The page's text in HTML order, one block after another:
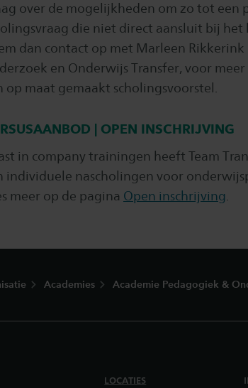
over de mogelijkheden om zo tot een
die niet direct aansluit bij het
dan contact op met Marleen Rikkerink
en Onderwijs Transfer, voor
op maat gemaakt scholingsvoorstel.
| OPEN INSCHRIJVING
in company trainingen heeft Team
individuele nascholingen voor
meer op de pagina Open inschrijving
Academies Academie Pedagogiek &
LOCATIES